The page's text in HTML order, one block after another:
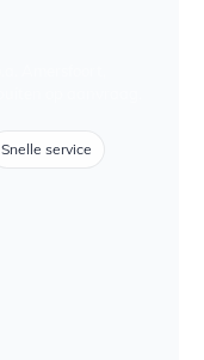
Snelle service